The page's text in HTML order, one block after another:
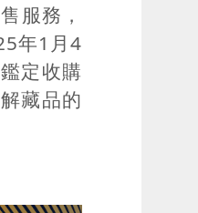
服務，
年1月4
定收購
藏品的